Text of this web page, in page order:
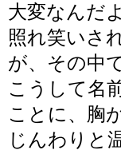
大変なんだ
照れ笑いさ
が、その中
こうして名
ことに、 胸
じんわりと